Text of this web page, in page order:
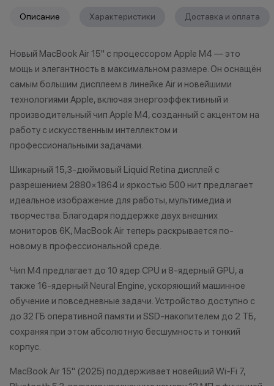
За покупки начисляются бонусные
Как можно использовать
баллы
Бонусными баллами можно
до 20% от чека — на аксессуары;
до 10% от чека — на
оригинальную продукцию Dyson и
продукцию Apple;
до 2% от чека — на новые iPhone;
Статусы программы
лояльности
Новый в прайде
Кэшбэк: 1%
характер.
•Организатор
право
договора
•Организатор
усмотрение
Описание Характеристики Доставка и оплата
Новый MacBook Air 15" с процессором Apple M4 — это
мощь и элегантность в максимальном размере. Он оснащён
самым большим дисплеем в линейке Air и новейшими
технологиями Apple, включая энергоэффективный и
производительный чип Apple M4, созданный с акцентом на
работу с искусственным интеллектом и
профессиональными задачами.
Шикарный 15,3-дюймовый Liquid Retina дисплей с
разрешением 2880×1864 и яркостью 500 нит предлагает
идеальное изображение для работы, мультимедиа и
творчества. Благодаря поддержке двух внешних
мониторов 6K, MacBook Air теперь раскрывается по-
новому в профессиональной среде.
Чип M4 предлагает до 10 ядер CPU и 8-ядерный GPU, а
также 16-ядерный Neural Engine, ускоряющий машинное
обучение и повседневные задачи. Устройство доступно с
до 32 ГБ оперативной памяти и SSD-накопителем до 2 ТБ,
сохраняя при этом абсолютную бесшумность и тонкий
корпус.
MacBook Air 15" (2025) поддерживает новейший Wi‑Fi 7,